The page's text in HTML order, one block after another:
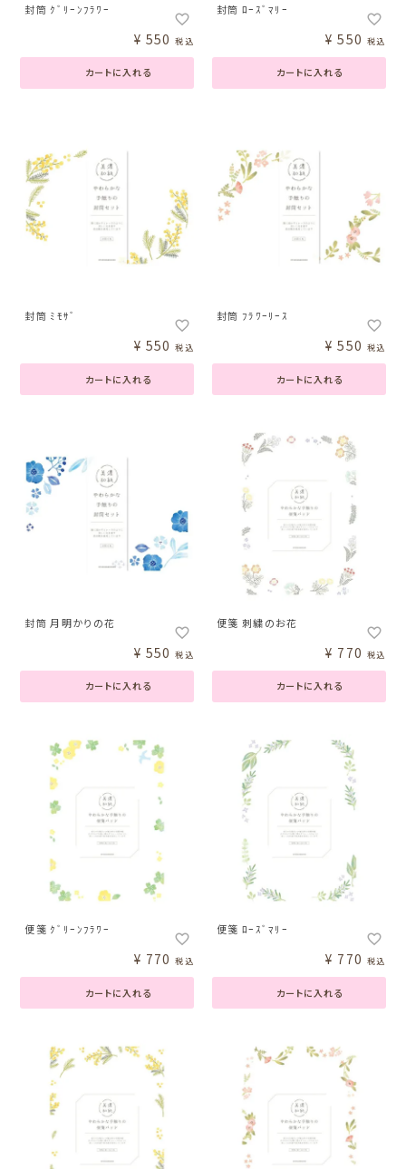
封筒 ｸﾞﾘｰﾝﾌﾗﾜｰ
カートに入れる
¥ 550 税込
封筒 ﾛｰｽﾞﾏﾘｰ
カートに入れる
¥ 550 税込
封筒 ﾐﾓｻﾞ
カートに入れる
¥ 550 税込
封筒 ﾌﾗﾜｰﾘｰｽ
カートに入れる
¥ 550 税込
封筒 月明かりの花
カートに入れる
¥ 550 税込
便箋 刺繍のお花
カートに入れる
¥ 770 税込
便箋 ｸﾞﾘｰﾝﾌﾗﾜｰ
カートに入れる
¥ 770 税込
便箋 ﾛｰｽﾞﾏﾘｰ
カートに入れる
¥ 770 税込